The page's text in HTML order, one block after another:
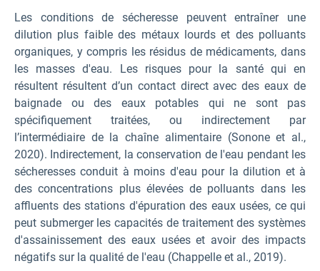
Les conditions de sécheresse peuvent entraîner une
dilution plus faible des métaux lourds et des polluants
organiques, y compris les résidus de médicaments, dans
les masses d'eau. Les risques pour la santé qui en
résultent résultent d’un contact direct avec des eaux de
baignade ou des eaux potables qui ne sont pas
spécifiquement traitées, ou indirectement par
l’intermédiaire de la chaîne alimentaire (Sonone et al.,
2020). Indirectement, la conservation de l'eau pendant les
sécheresses conduit à moins d'eau pour la dilution et à
des concentrations plus élevées de polluants dans les
affluents des stations d'épuration des eaux usées, ce qui
peut submerger les capacités de traitement des systèmes
d'assainissement des eaux usées et avoir des impacts
négatifs sur la qualité de l'eau (Chappelle et al., 2019).